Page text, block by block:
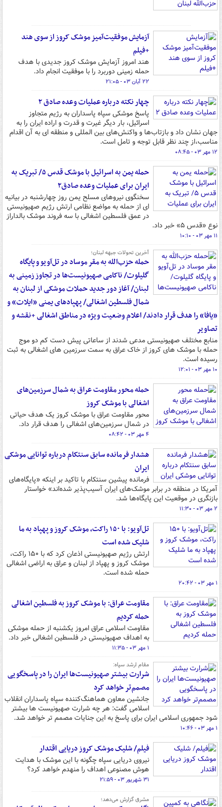
آزمایش موفقیت‌آمیز موشک کروز از سوی هند
+فیلم
هند امروز آزمایش موشک کروز جدیدی با هدف
حمله زمینی دوربرد را با موفقیت انجام داد.
۲۲ آبان ۰۳ - ۲۱:۰۵
چهار نکته درباره عملیات وعده صادق ۲
پاسخ موشکی سپاه پاسداران به رژیم متجاوز
اسرائیل، بار دیگر غیرت و قدرت و اراده ایران را به
جهان نشان داد و بازتاب‌ها و واکنش‌های بین المللی و منطقه ای به آن اقدام
مناسب،از چند نظر قابل توجه و تامل است.
۱۲ مهر ۰۳ - ۰۸:۴۵
حمله یمن به اسرائیل با موشک قدس ۵/ تبریک به
ایران برای عملیات وعده صادق۲
سخنگوی نیروهای مسلح یمن روز چهارشنبه در بیانیه
ای از حمله به مواضع نظامی ارتش رژیم صهیونیستی
در عمق فلسطین اشغالی با سه فروند موشک بالداراز
نوع «قدس ۵» خبر داد.
۱۱ مهر ۰۳ - ۱۰:۱۰
آخرین تحولات جبهه لبنان؛
حمله حزب‌الله به مقر موساد در تل‌آویو و پایگاه
گلیلوت/ ناکامی صهیونیست‌ها در تجاوز زمینی به
لبنان/ آغاز دور جدید حملات موشکی از لبنان به
شمال فلسطین اشغالی/ پهپادهای یمنی «ایلات» و
«یافا» را هدف قرار دادند/ اعلام وضعیت ویژه در مناطق اشغالی +نقشه و
تصاویر
منابع مختلف صهیونیستی مدعی شدند از ساعاتی پیش دست کم دو موج
حمله با موشک های کروز از خاک عراق به سمت سرزمین های اشغالی به ثبت
رسیده است.
۱۰ مهر ۰۳ - ۱۲:۰۱
حمله محور مقاومت عراق به شمال سرزمین‌های
اشغالی با موشک کروز
محور مقاومت عراق با موشک کروز یک هدف حیاتی
در شمال سرزمین‌های اشغالی را هدف قرار داد.
۴ مهر ۰۳ - ۰۸:۴۲
هشدار فرمانده سابق سنتکام درباره توانایی موشکی
ایران
فرمانده پیشین سنتکام با تاکید بر اینکه «پایگاه‌های
آمریکا در منطقه در برابر موشک‌های ایران آسیب‌پذیر شده‌اند» خواستار
بازنگری در موقعیت این پایگاه‌ها شد.
۲ مهر ۰۳ - ۱۱:۳۰
تل‌آویو: با ۱۵۰ راکت، موشک کروز و پهپاد به ما
شلیک شده است
ارتش رژیم صهیونیستی اذعان کرد که با ۱۵۰ راکت،
موشک کروز و پهپاد از لبنان و عراق به اراضی اشغالی
حمله شده است.
۱ مهر ۰۳ - ۲۰:۴۲
مقاومت عراق: با موشک کروز به فلسطین اشغالی
حمله کردیم
مقاومت اسلامی عراق امروز یکشنبه از حمله موشکی
به اهداف صهیونیستی در فلسطین اشغالی خبر داد.
۱ مهر ۰۳ - ۱۱:۳۵
مقام ارشد سپاه:
شرارت بیشتر صهیونیست‌ها ایران را در پاسخگویی
مصمم‌تر خواهد کرد
جانشین معاون هماهنگ‌کننده سپاه پاسداران انقلاب
اسلامی گفت: هر چه شرارت صهیونیست ها بیشتر
شود جمهوری اسلامی ایران برای پاسخ به این جنایات مصمم تر خواهد شد.
۱ مهر ۰۳ - ۱۰:۴۶
فیلم/ شلیک موشک کروز دریایی اقتدار
نیروی دریایی سپاه چگونه با این موشک با هدایت
هوش مصنوعی اهداف را منهدم خواهد کرد؟
۳۱ شهریور ۰۳ - ۲۱:۵۹
مشرق گزارش می‌دهد؛